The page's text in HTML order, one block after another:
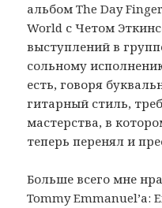
альбом The Day
World с Четом
выступлений в
сольному
есть, говоря
гитарный стиль,
мастерства, в
теперь перенял и
Больше всего мне
Tommy Emmanuel’а: